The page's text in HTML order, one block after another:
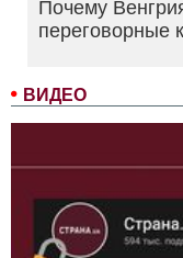
ВИДЕО
Почему
переговорные